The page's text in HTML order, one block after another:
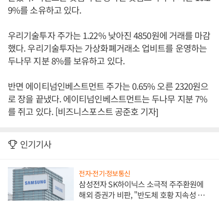
9%를 소유하고 있다.
우리기술투자 주가는 1.22% 낮아진 4850원에 거래를 마감
했다. 우리기술투자는 가상화폐거래소 업비트를 운영하는
두나무 지분 8%를 보유하고 있다.
반면 에이티넘인베스트먼트 주가는 0.65% 오른 2320원으
로 장을 끝냈다. 에이티넘인베스트먼트는 두나무 지분 7%
를 쥐고 있다. [비즈니스포스트 공준호 기자]
인기기사
전자·전기·정보통신
삼성전자 SK하이닉스 소극적 주주환원에
해외 증권가 비판, "반도체 호황 지속성 의